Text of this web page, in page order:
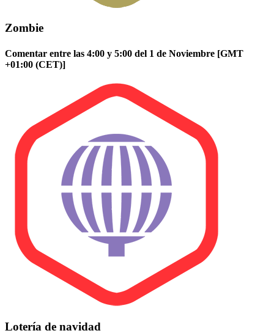
Zombie
Comentar entre las 4:00 y 5:00 del 1 de Noviembre [GMT
+01:00 (CET)]
Lotería de navidad